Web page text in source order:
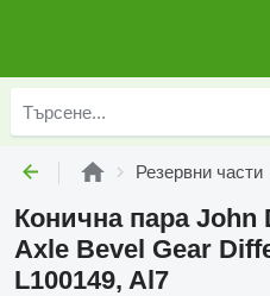
Резервни части
Конична пара John
Axle Bevel Gear
L100149, Al7